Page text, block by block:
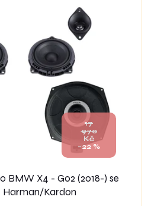
17
970
Kč
–22 %
BMW X4 - G02 (2018-) se
Harman/Kardon